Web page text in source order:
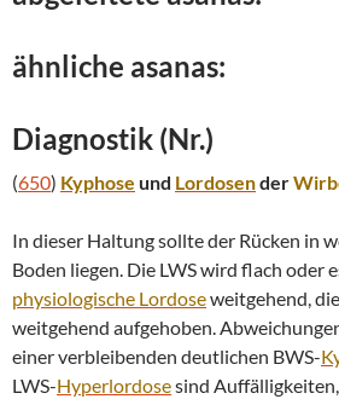
ähnliche asanas:
Diagnostik (Nr.)
(650) Kyphose und Lordosender
In dieser Haltung sollte der Rücken in
Boden liegen. Die LWS wird flach oder
physiologische Lordoseweitgehend,
weitgehend aufgehoben.
einer verbleibenden deutlichen BWS-
LWS-Hyperlordosesind